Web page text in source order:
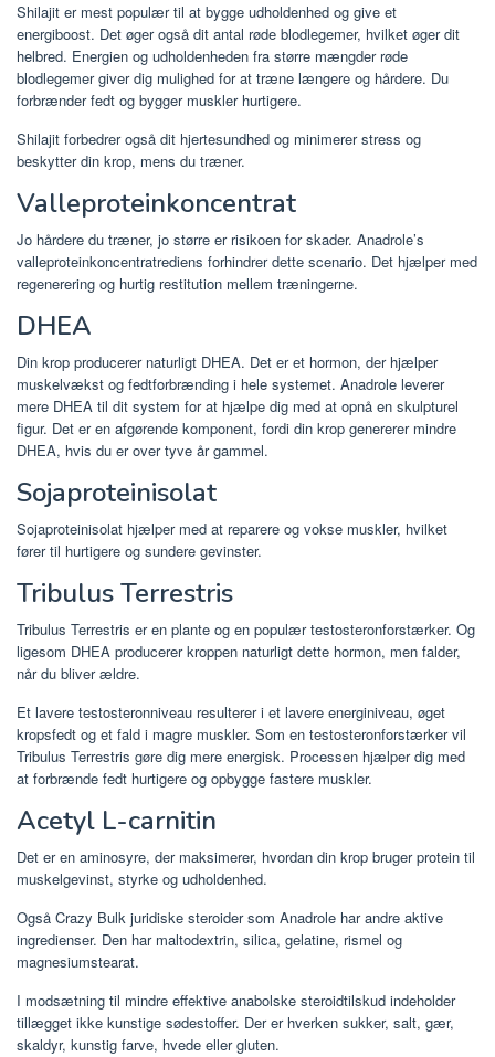
Shilajit er mest populær til at bygge udholdenhed og give et
energiboost. Det øger også dit antal røde blodlegemer, hvilket øger dit
helbred. Energien og udholdenheden fra større mængder røde
blodlegemer giver dig mulighed for at træne længere og hårdere. Du
forbrænder fedt og bygger muskler hurtigere.
Shilajit forbedrer også dit hjertesundhed og minimerer stress og
beskytter din krop, mens du træner.
Valleproteinkoncentrat
Jo hårdere du træner, jo større er risikoen for skader. Anadrole’s
valleproteinkoncentratrediens forhindrer dette scenario. Det hjælper med
regenerering og hurtig restitution mellem træningerne.
DHEA
Din krop producerer naturligt DHEA. Det er et hormon, der hjælper
muskelvækst og fedtforbrænding i hele systemet. Anadrole leverer
mere DHEA til dit system for at hjælpe dig med at opnå en skulpturel
figur. Det er en afgørende komponent, fordi din krop genererer mindre
DHEA, hvis du er over tyve år gammel.
Sojaproteinisolat
Sojaproteinisolat hjælper med at reparere og vokse muskler, hvilket
fører til hurtigere og sundere gevinster.
Tribulus Terrestris
Tribulus Terrestris er en plante og en populær testosteronforstærker. Og
ligesom DHEA producerer kroppen naturligt dette hormon, men falder,
når du bliver ældre.
Et lavere testosteronniveau resulterer i et lavere energiniveau, øget
kropsfedt og et fald i magre muskler. Som en testosteronforstærker vil
Tribulus Terrestris gøre dig mere energisk. Processen hjælper dig med
at forbrænde fedt hurtigere og opbygge fastere muskler.
Acetyl L-carnitin
Det er en aminosyre, der maksimerer, hvordan din krop bruger protein til
muskelgevinst, styrke og udholdenhed.
Også Crazy Bulk juridiske steroider som Anadrole har andre aktive
ingredienser. Den har maltodextrin, silica, gelatine, rismel og
magnesiumstearat.
I modsætning til mindre effektive anabolske steroidtilskud indeholder
tillægget ikke kunstige sødestoffer. Der er hverken sukker, salt, gær,
skaldyr, kunstig farve, hvede eller gluten.